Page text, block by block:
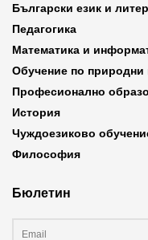
Български език и
Педагогика
Математика и
Обучение по природни
Професионално
История
Чуждоезиково
Философия
Бюлетин